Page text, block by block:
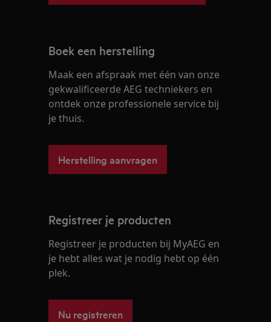
Boek een herstelling
Maak een afspraak met één van onze
gekwalificeerde AEG techniekers en
ontdek onze professionele service bij
je thuis.
Herstelling aanvragen
Registreer je producten
Registreer je producten bij MyAEG en
je hebt alles wat je nodig hebt op één
plek.
Nu registreren